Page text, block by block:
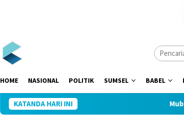
HOME NASIONAL POLITIK SUMSEL BABEL
KATANDA HARI INI Muba